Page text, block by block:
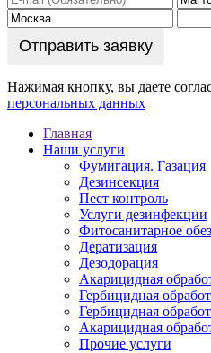
Отправить заявку
Нажимая кнопку, вы даете
персональных данных
Главная
Наши услуги
Фумигация. Газация
Дезинсекция
Пест контроль
Услуги дезинфекции
Фитосанитарное
Дератизация
Дезодорация
Акарицидная
Гербицидная
Гербицидная
Акарицидная
Прочие услуги